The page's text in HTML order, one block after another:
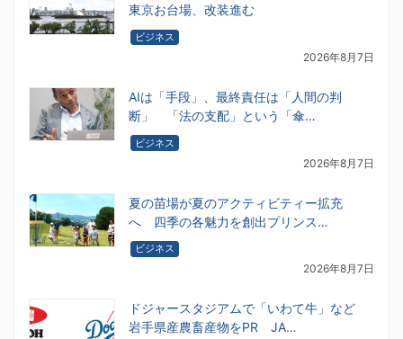
東京お台場、改装進む
ビジネス
2026年8月7日
AIは「手段」、最終責任は「人間の判
断」 「法の支配」という「傘…
ビジネス
2026年8月7日
夏の苗場が夏のアクティビティー拡充
へ 四季の各魅力を創出プリンス…
ビジネス
2026年8月7日
ドジャースタジアムで「いわて牛」など
岩手県産農畜産物をPR JA…